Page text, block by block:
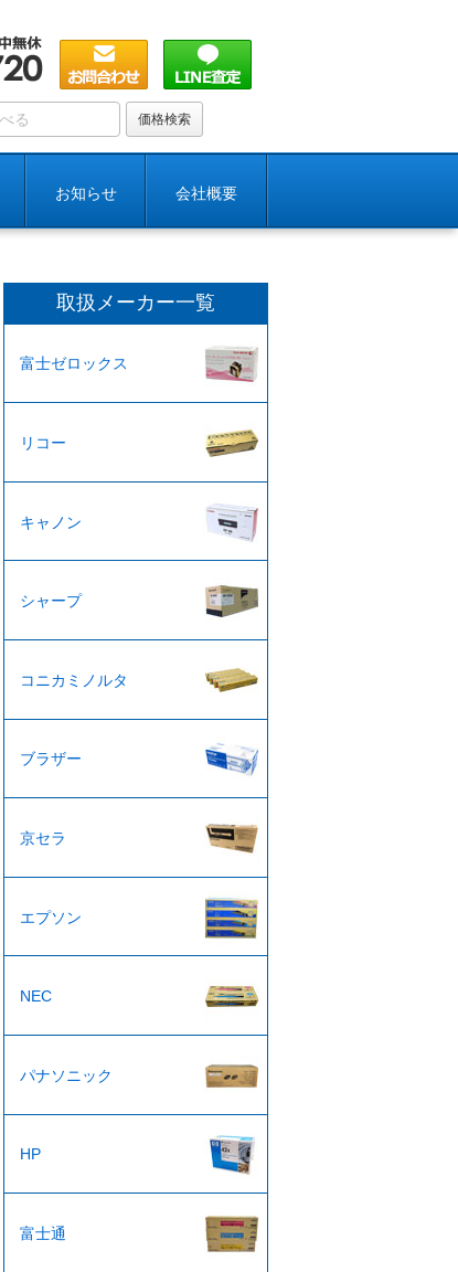
お知らせ 会社概要
取扱メーカー一覧
富士ゼロックス
リコー
キャノン
シャープ
コニカミノルタ
ブラザー
京セラ
エプソン
NEC
パナソニック
HP
富士通